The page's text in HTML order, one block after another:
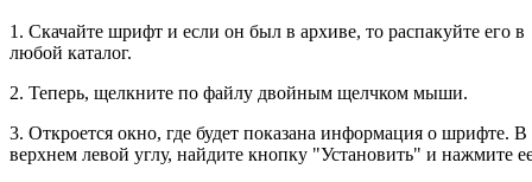
1. Скачайте шрифт и если он был в архиве, то распакуйте его в
любой каталог.
2. Теперь, щелкните по файлу двойным щелчком мыши.
3. Откроется окно, где будет показана информация о шрифте. В
верхнем левой углу, найдите кнопку "Установить" и нажмите